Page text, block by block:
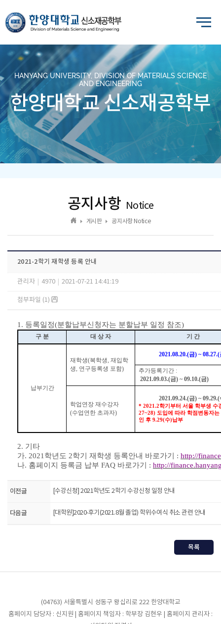
HANYANG UNIVERSITY, DIVISION OF MATERIALS SCIENCE
AND ENGINEERING
한양대학교 신소재공학부
공지사항 Notice
게시판 공지사항 Notice
2021-2학기 재학생 등록 안내
관리자 4970 2021-07-21 14:41:19
첨부파일 (1)
1. 등록일정(분할납부신청자는 분할납부 일정 참조)
구 분 대 상 자 기 간
납부기간
재학생(복학생, 재입학
생, 연구등록생 포함)
2021.08.20.(금) ~ 08.27.(
추가등록기간 :
2021.09.03.(금) ~ 09.10.(금)
학업연장 재수강자
(수업연한 초과자)
2021.09.24.(금) ~ 09.29.(
* 2021.2학기부터 서울 학부생 수
27~28) 도입에 따라 학점변동자는
인 후 9.29(수)납부
2. 기타
가. 2021 학년도 2학기 재학생 등록안내 바로가기 : http://
나. 홈페이지 등록금 납부 FAQ 바로가기 : http://
이전글 [수강신청] 2021학년도 2학기 수강신청 일정 안내
다음글 [대학원]2020-후기(2021.8월 졸업) 학위수여식 취소 관련 안내
목록
(04763) 서울특별시 성동구 왕십리로 222 한양대학교
홈페이지 담당자 : 신지원 | 홈페이지 책임자 : 학부장 김현우 | 홈페이지 관리자 :